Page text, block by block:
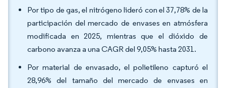
Por tipo de gas, el nitrógeno lideró con el 37,78% de la
participación del mercado de envases en atmósfera
modificada en 2025, mientras que el dióxido de
carbono avanza a una CAGR del 9,05% hasta 2031.
Por material de envasado, el polietileno capturó el
28,96% del tamaño del mercado de envases en